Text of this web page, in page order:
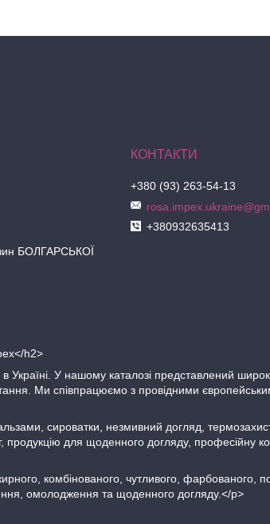
БОЛГАРСЬКОЇ
+380 (93) 263-54-13
+380932635413
h2>
Україні. У нашому каталозі представлений
Ми співпрацюємо з провідними
сироватки, незмивний догляд,
продукцію для щоденного догляду, професійну
комбінованого, чутливого, фарбованого,
омолодження та щоденного догляду.</p>